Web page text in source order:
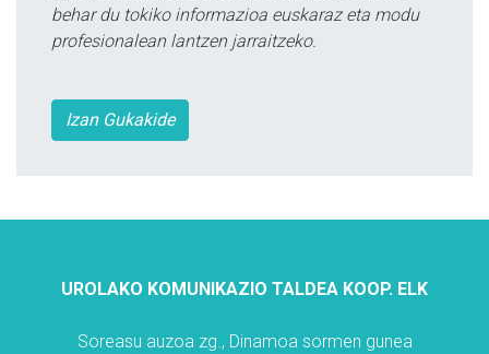
behar du tokiko informazioa euskaraz eta modu
profesionalean lantzen jarraitzeko.
Izan Gukakide
UROLAKO KOMUNIKAZIO TALDEA KOOP. ELK
Soreasu auzoa zg., Dinamoa sormen gunea